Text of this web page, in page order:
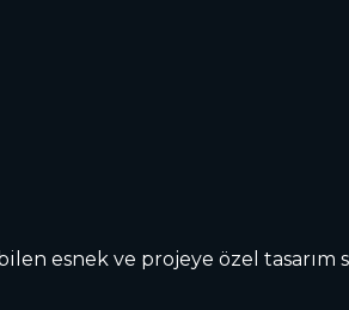
esnek ve projeye özel tasarım